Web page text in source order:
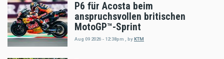
P6 für Acosta beim
anspruchsvollen britischen
MotoGP™-Sprint
Aug 09 2026 - 12:38pm , by KTM